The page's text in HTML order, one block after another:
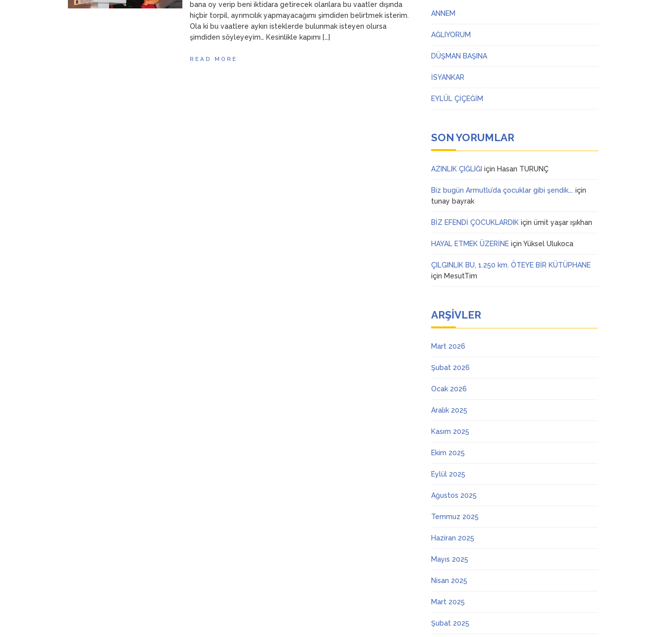
bana oy verip beni iktidara getirecek olanlara bu vaatler dışında
hiçbir torpil, ayrımcılık yapmayacağımı şimdiden belirtmek isterim.
Ola ki bu vaatlere aykırı isteklerde bulunmak isteyen olursa
şimdiden söyleyeyim… Kesinlikle kapımı […]
READ MORE
ANNEM
AĞLIYORUM
DÜŞMAN BAŞINA
İSYANKAR
EYLÜL ÇİÇEĞİM
SON YORUMLAR
AZINLIK ÇIĞLIĞI için Hasan TURUNÇ
Biz bugün Armutlu’da çocuklar gibi şendik…. için
tunay bayrak
BİZ EFENDİ ÇOCUKLARDIK içinümit yaşar ışıkhan
HAYAL ETMEK ÜZERİNE içinYüksel Ulukoca
ÇILGINLIK BU, 1.250 km. ÖTEYE BİR KÜTÜPHANE
için MesutTim
ARŞIVLER
Mart 2026
Şubat 2026
Ocak 2026
Aralık 2025
Kasım 2025
Ekim 2025
Eylül 2025
Ağustos 2025
Temmuz 2025
Haziran 2025
Mayıs 2025
Nisan 2025
Mart 2025
Şubat 2025